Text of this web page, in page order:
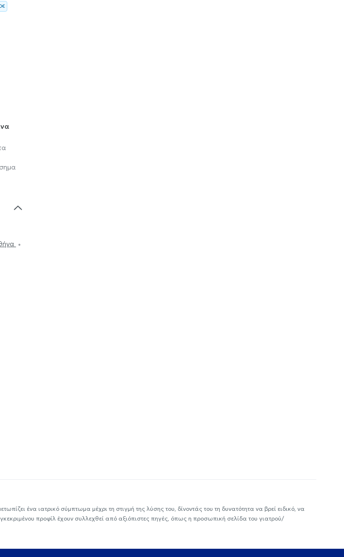
ένα ιατρικό σύμπτωμα μέχρι τη στιγμή της λύσης του, δίνοντάς του τη δυνατότητα να βρεί ειδικό, να
προφίλ έχουν συλλεχθεί από αξιόπιστες πηγές, όπως η προσωπική σελίδα του γιατρού/